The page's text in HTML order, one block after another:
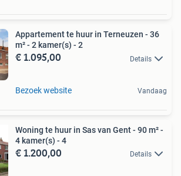
Appartement te huur in Terneuzen - 36
m² - 2 kamer(s) - 2
€ 1.095,00 Details
Bezoek website Vandaag
Woning te huur in Sas van Gent - 90 m² -
4 kamer(s) - 4
€ 1.200,00 Details